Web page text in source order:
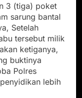
3 (tiga) poket
sarung bantal
Setelah
tersebut milik
ketiganya,
buktinya
Polres
lebih